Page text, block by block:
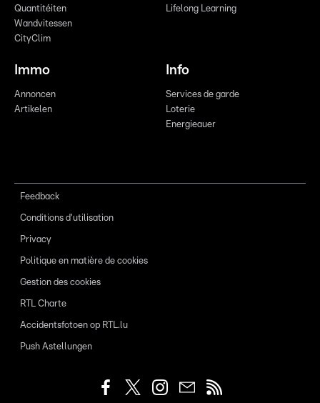
Quantitéiten
Wandvitessen
CityClim
Lifelong Learning
Immo
Annoncen
Artikelen
Info
Services de garde
Loterie
Energieauer
Feedback
Conditions d'utilisation
Privacy
Politique en matière de cookies
Gestion des cookies
RTL Charte
Accidentsfotoen op RTL.lu
Push Astellungen